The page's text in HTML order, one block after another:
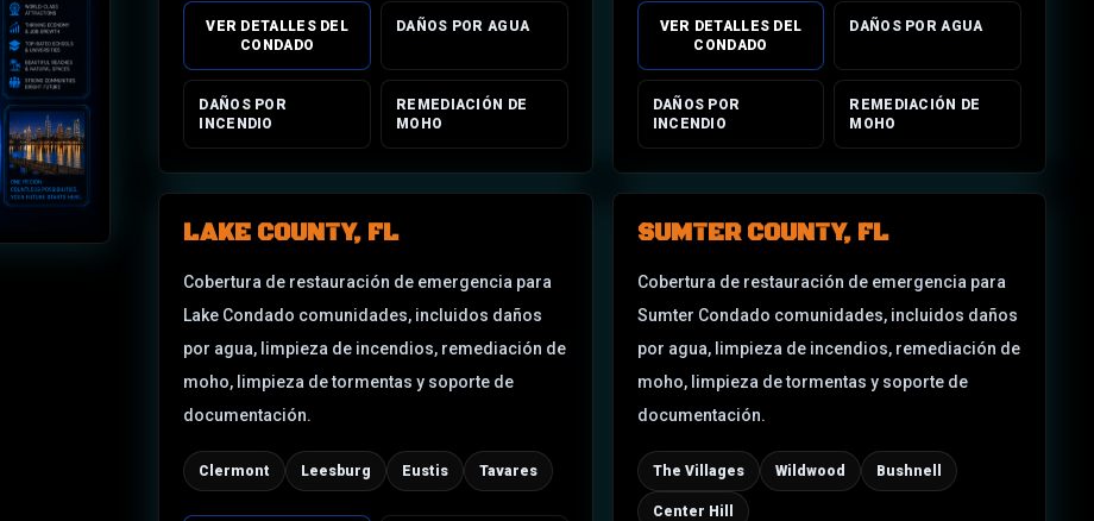
VER DETALLES DEL
CONDADO
DAÑOS POR AGUA
DAÑOS POR
INCENDIO
REMEDIACIÓN DE
MOHO
VER DETALLES DEL
CONDADO
DAÑOS POR AGUA
DAÑOS POR
INCENDIO
REMEDIACIÓN DE
MOHO
LAKE COUNTY, FL
Cobertura de restauración de emergencia para
Lake Condado comunidades, incluidos daños
por agua, limpieza de incendios, remediación de
moho, limpieza de tormentas y soporte de
documentación.
Clermont Leesburg Eustis Tavares
SUMTER COUNTY, FL
Cobertura de restauración de emergencia para
Sumter Condado comunidades, incluidos daños
por agua, limpieza de incendios, remediación de
moho, limpieza de tormentas y soporte de
documentación.
The Villages Wildwood Bushnell
Center Hill